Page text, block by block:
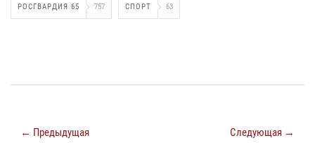
РОСГВАРДИЯ 65 757 СПОРТ 63
← Предыдущая Следующая →